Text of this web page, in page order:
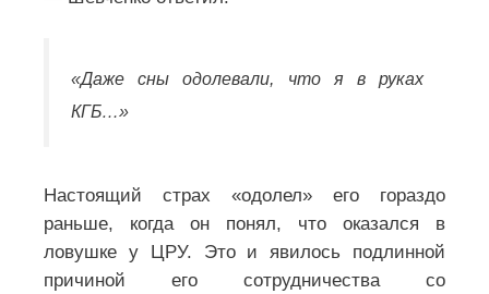
«Даже сны одолевали, что я в руках
КГБ…»
Настоящий страх «одолел» его гораздо
раньше, когда он понял, что оказался в
ловушке у ЦРУ. Это и явилось подлинной
причиной его сотрудничества со